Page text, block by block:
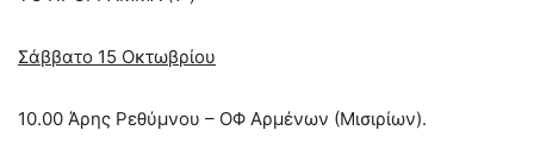
Σάββατο 15 Οκτωβρίου
10.00 Άρης Ρεθύμνου – ΟΦ Αρμένων (Μισιρίων).